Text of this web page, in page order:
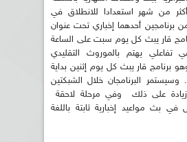
من شهر استعدادا للانطلاق في
برنامجين أحدهما إخباري تحت عنوان
قار يبث كل يوم سبت على الساعة
تفاعلي يهتم بالموروث التقليدي
برنامج قار يبث كل يوم إثنين بداية
البرنامجان خلال الشبكتين
زيادة على ذلك وفي مرحلة لاحقة
بث مواعيد إخبارية ثابتة باللغة